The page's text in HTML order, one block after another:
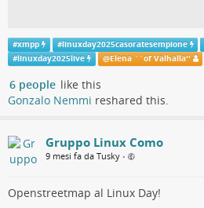
#xmpp #linuxday2025casoratesempione
#linuxday2025live @Elena ``of Valhalla''
6 people like this
Gonzalo Nemmi reshared this.
Gruppo Linux Como
9 mesi fa da Tusky •
Openstreetmap al Linux Day!